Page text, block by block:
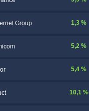
Group 1,3 %
5,2 %
5,4 %
10,1 %